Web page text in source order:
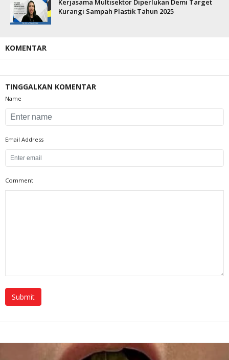
Kerjasama Multisektor Diperlukan Demi Target
Kurangi Sampah Plastik Tahun 2025
KOMENTAR
TINGGALKAN KOMENTAR
Name
Email Address
Comment